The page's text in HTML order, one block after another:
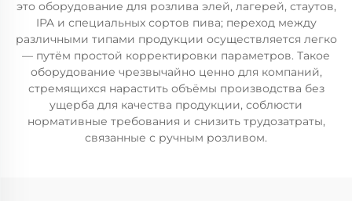
это оборудование для розлива элей, лагерей, стаутов,
IPA и специальных сортов пива; переход между
различными типами продукции осуществляется легко
— путём простой корректировки параметров. Такое
оборудование чрезвычайно ценно для компаний,
стремящихся нарастить объёмы производства без
ущерба для качества продукции, соблюсти
нормативные требования и снизить трудозатраты,
связанные с ручным розливом.